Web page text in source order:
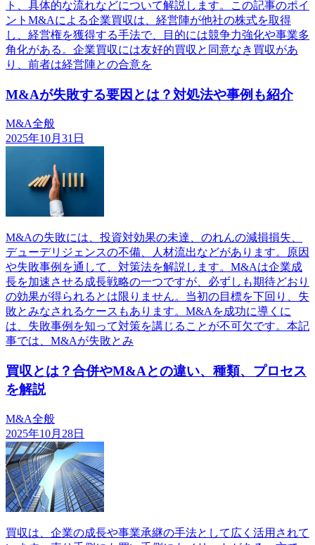
ト、具体的な流れなどについて解説します。この記事のポイ
ントM&Aによる企業買収は、経営陣が他社の株式を取得
し、経営権を獲得する手法で、目的には競争力強化や事業多
角化がある。企業買収には友好的買収と同意なき買収があ
り、前者は経営陣との合意を
M&Aが失敗する要因とは？対処法や事例も紹介
M&A全般
2025年10月31日
M&Aの失敗には、投資対効果の未達、のれんの減損損失、
デューデリジェンスの不備、人材流出などがあります。原因
や失敗事例を通して、対策法を解説します。M&Aは企業成
長を加速させる成長戦略の一つですが、必ずしも期待どおり
の効果が得られるとは限りません。当初の目標を下回り、失
敗とみなされるケースもあります。M&Aを成功に導くに
は、失敗事例を知って対策を講じることが不可欠です。本記
事では、M&Aが失敗とみ
買収とは？合併やM&Aとの違い、種類、プロセス
を解説
M&A全般
2025年10月28日
買収は、企業の成長や事業承継の手法として広く活用されて